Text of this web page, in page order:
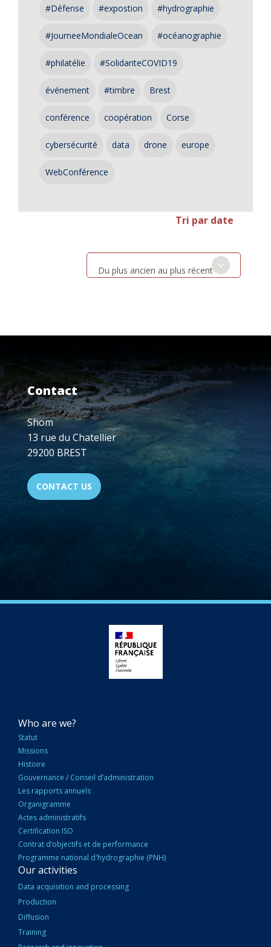
#Défense #expostion #hydrographie
#JourneeMondialeOcean #océanographie
#philatélie #SolidariteCOVID19
événement #timbre Brest
conférence coopération Corse
cybersécurité data drone europe
WebConférence
Tri par date
Du plus ancien au plus récent
Contact
Shom
13 rue du Chatellier
29200 BREST
CONTACT US
NAVIGATION
PRINCIPALE
Who are we?
Statut
Missions
Histoire
Gouvernance / Conseil d’administration
Les rapports annuels
Organigramme
Actes administratifs
Certification ISO
Contrat d’objectifs et de performance
Programme national d'hydrographie (PNH)
Our activities
Data acquisition and processing
Production
Diffusion
Training